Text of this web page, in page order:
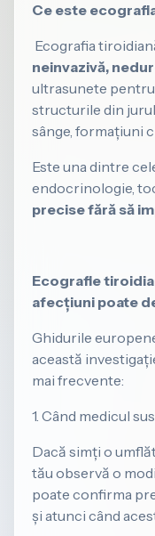
Ce este
Ecografia
neinvazivă,
ultrasunete pentru
structurile din
sânge, formațiuni
​Este una dintre
endocrinologie,
precise fără să
Ecografie
afecțiuni poate
Ghidurile
această
mai frecvente:
​1. Când medicul
​Dacă simți o
tău observă o
poate confirma
și atunci când